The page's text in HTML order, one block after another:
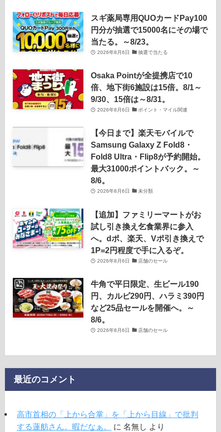
スギ薬局専用QUOカードPay100
円分が抽選で15000名にその場で
当たる。～8/23。
2026年8月6日 抽選で当たる
Osaka Pointが全提携店で10
倍、地下街6施設は15倍。8/1～
9/30、15倍は～8/31。
2026年8月6日 ポイント・マイル関連
【今日まで】楽天モバイルで
Samsung Galaxy Z Fold8・
Fold8 Ultra・Flip8が予約開始。
最大31000ポイントバック。～
8/6。
2026年8月6日 未分類
【追加】ファミリーマートがお
試し引き換え乞食業界に参入
へ。dポ、楽天、Vポ引き換えで
1P=2円程度で手に入るぞ。
2026年8月6日 店舗のセール
牛角で平日限定、生ビール190
円、カルビ290円、ハラミ390円
など25品セールを開催へ。～
8/6。
2026年8月6日 店舗のセール
最近のコメント
高市首相の「上から合掌」を「上から目線」で批判
する蓮舫さん。暇だなぁ。
に 名無し より